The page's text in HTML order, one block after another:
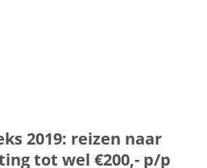
2019: reizen naar
tot wel €200,- p/p